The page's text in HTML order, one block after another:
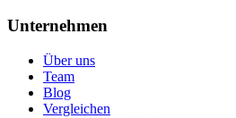
Unternehmen
Über uns
Team
Blog
Vergleichen